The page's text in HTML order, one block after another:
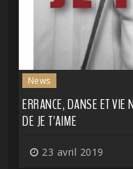
News
ERRANCE, DANSE ET VIE
DE JE T'AIME
23 avril 2019